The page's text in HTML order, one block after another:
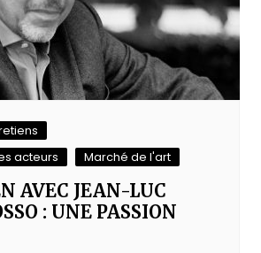
acteurs
Marché de l'art
AVEC JEAN-LUC
: UNE PASSION